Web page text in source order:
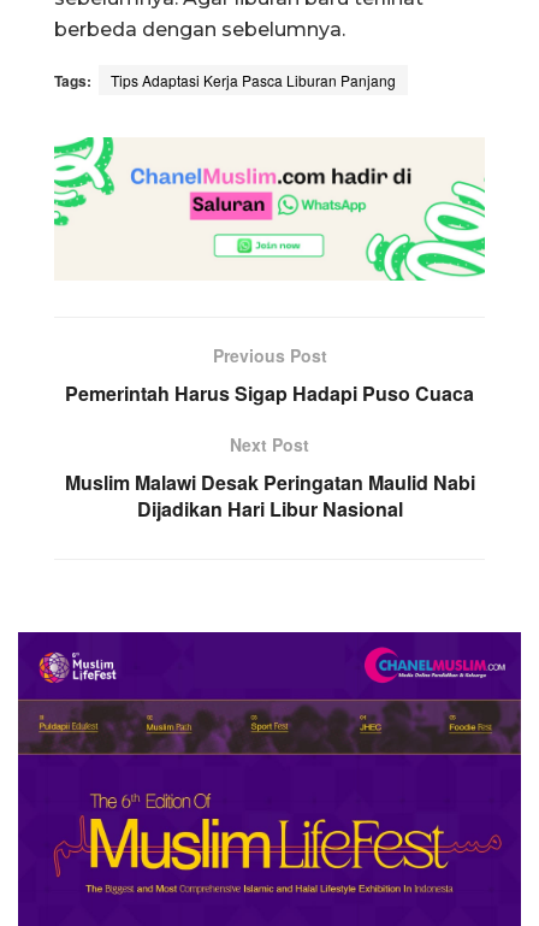
berbeda dengan sebelumnya.
Tags: Tips Adaptasi Kerja Pasca Liburan Panjang
Previous Post
Pemerintah Harus Sigap Hadapi Puso Cuaca
Next Post
Muslim Malawi Desak Peringatan Maulid Nabi
Dijadikan Hari Libur Nasional